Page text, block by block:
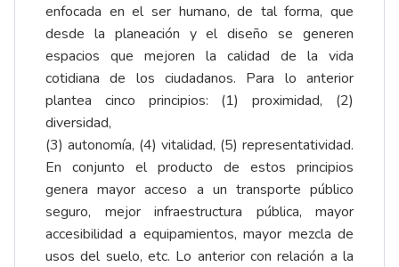
enfocada en el ser humano, de tal forma, que
desde la planeación y el diseño se generen
espacios que mejoren la calidad de la vida
cotidiana de los ciudadanos. Para lo anterior
plantea cinco principios: (1) proximidad, (2)
diversidad,
(3) autonomía, (4) vitalidad, (5) representatividad.
En conjunto el producto de estos principios
genera mayor acceso a un transporte público
seguro, mejor infraestructura pública, mayor
accesibilidad a equipamientos, mayor mezcla de
usos del suelo, etc. Lo anterior con relación a la